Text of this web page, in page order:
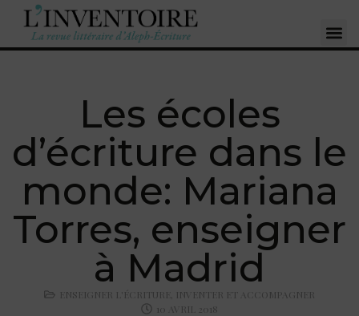
Les écoles
d’écriture dans le
monde: Mariana
Torres, enseigner
à Madrid
ENSEIGNER L'ÉCRITURE
INVENTER ET ACCOMPAGNER
10 AVRIL 2018